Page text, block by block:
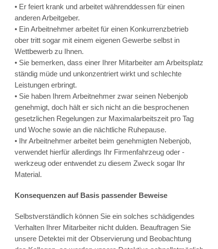
• Er feiert krank und arbeitet währenddessen für einen
anderen Arbeitgeber.
• Ein Arbeitnehmer arbeitet für einen Konkurrenzbetrieb
ober tritt sogar mit einem eigenen Gewerbe selbst in
Wettbewerb zu Ihnen.
• Sie bemerken, dass einer Ihrer Mitarbeiter am Arbeitsplatz
ständig müde und unkonzentriert wirkt und schlechte
Leistungen erbringt.
• Sie haben Ihrem Arbeitnehmer zwar seinen Nebenjob
genehmigt, doch hält er sich nicht an die besprochenen
gesetzlichen Regelungen zur Maximalarbeitszeit pro Tag
und Woche sowie an die nächtliche Ruhepause.
• Ihr Arbeitnehmer arbeitet beim genehmigten Nebenjob,
verwendet hierfür allerdings Ihr Firmenfahrzeug oder -
werkzeug oder entwendet zu diesem Zweck sogar Ihr
Material.
Konsequenzen auf Basis passender Beweise
Selbstverständlich können Sie ein solches schädigendes
Verhalten Ihrer Mitarbeiter nicht dulden. Beauftragen Sie
unsere Detektei mit der Observierung und Beobachtung